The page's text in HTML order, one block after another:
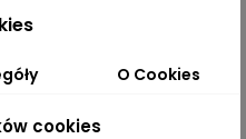
O Cookies
cookies